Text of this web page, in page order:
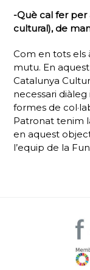
-Què cal fer per
cultural), de
Com en tots els
mutu. En
Catalunya
necessari
formes de
Patronat tenim
en aquest
l’equip de la